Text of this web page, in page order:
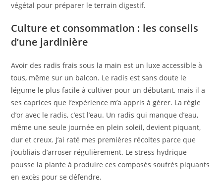
végétal pour préparer le terrain digestif.
Culture et consommation : les conseils
d’une jardinière
Avoir des radis frais sous la main est un luxe accessible à
tous, même sur un balcon. Le radis est sans doute le
légume le plus facile à cultiver pour un débutant, mais il a
ses caprices que l’expérience m’a appris à gérer. La règle
d’or avec le radis, c’est l’eau. Un radis qui manque d’eau,
même une seule journée en plein soleil, devient piquant,
dur et creux. J’ai raté mes premières récoltes parce que
j’oubliais d’arroser régulièrement. Le stress hydrique
pousse la plante à produire ces composés soufrés piquants
en excès pour se défendre.